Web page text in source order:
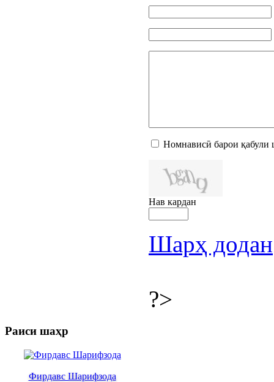
Номнависӣ барои қабули
Нав кардан
Шарҳ додан
?>
Раиси шаҳр
Фирдавс Шарифзода